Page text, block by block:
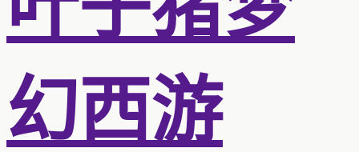
幻西游